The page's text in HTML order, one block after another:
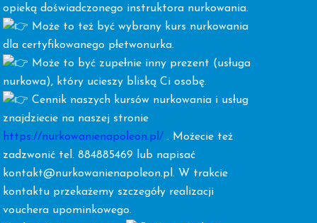
opieką doświadczonego instruktora nurkowania.
Może to też być wybrany kurs nurkowania
dla certyfikowanego płetwonurka.
Może to być zupełnie inny prezent (usługa
nurkowa), który ucieszy bliską Ci osobę.
Cennik naszych kursów nurkowania i usług
znajdziecie na naszej stronie
https://nurkowanienapoleon.pl/ . Możecie też
zadzwonić tel. 884885469 lub napisać
kontakt@nurkowanienapoleon.pl. W trakcie
kontaktu przekażemy szczegóły realizacji
vouchera upominkowego.